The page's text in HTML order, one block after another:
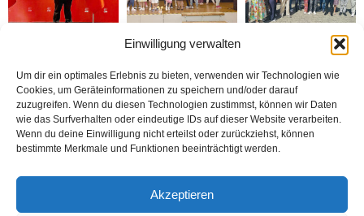
Einwilligung verwalten
Um dir ein optimales Erlebnis zu bieten, verwenden wir Technologien wie
Cookies, um Geräteinformationen zu speichern und/oder darauf
zuzugreifen. Wenn du diesen Technologien zustimmst, können wir Daten
wie das Surfverhalten oder eindeutige IDs auf dieser Website verarbeiten.
Wenn du deine Einwilligung nicht erteilst oder zurückziehst, können
bestimmte Merkmale und Funktionen beeinträchtigt werden.
Akzeptieren
kalbimizde taşımaya
devam edeceğiz“
Bielefeld’de 1. Çocuk
Festivali yapıldı
Rheda-Wiedenbrück’de
Doymaz Danışmanlık 2.
şubesini Rheda-
Wiedenbrück’e açtı